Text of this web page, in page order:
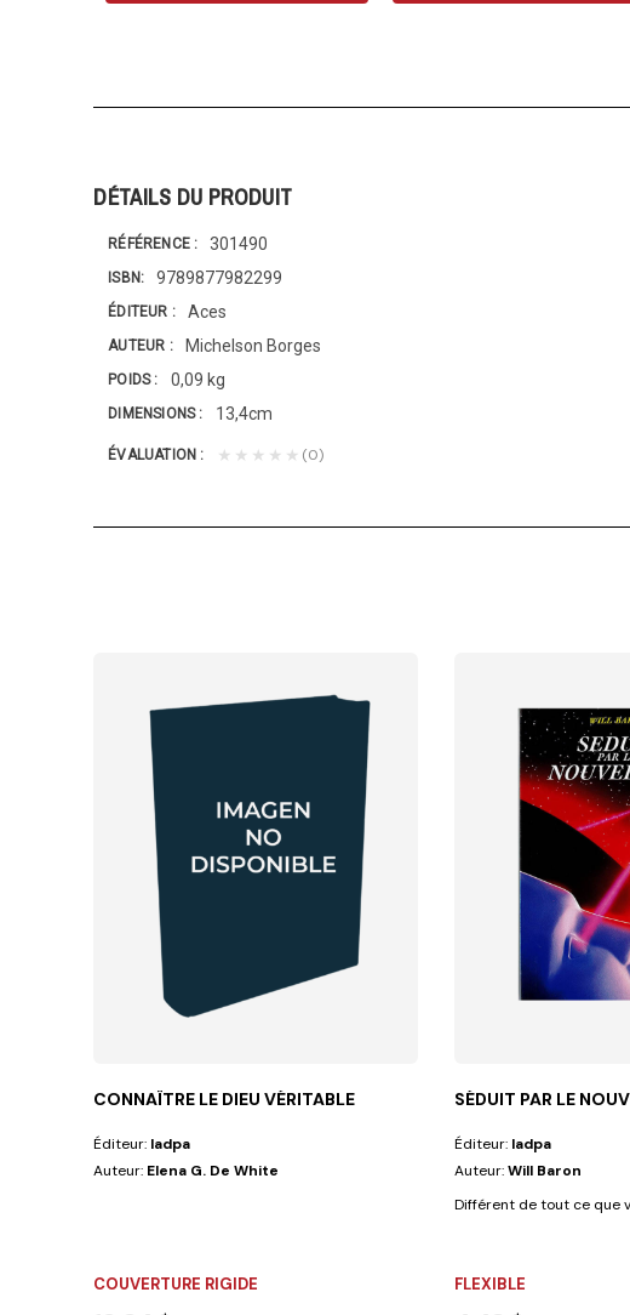
DÉTAILS DU PRODUIT
RÉFÉRENCE 301490
ISBN 9789877982299
ÉDITEUR Aces
AUTEUR Michelson Borges
POIDS 0,09 kg
DIMENSIONS 13,4cm
ÉVALUATION ★★★★★ (0)
CONNAÎTRE LE DIEU VÉRITABLE
Éditeur: Iadpa
Auteur: Elena G. De White
COUVERTURE RIGIDE
SÉDUIT PAR LE
Éditeur: Iadpa
Auteur:Will Baron
Différent de tout ce que
FLEXIBLE